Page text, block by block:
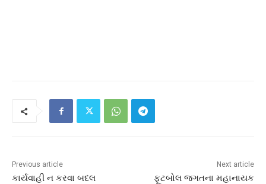
Previous article
કાર્યવાહી ન કરવા બદલ
Next article
ફૂટબોલ જગતના મહાનાયક